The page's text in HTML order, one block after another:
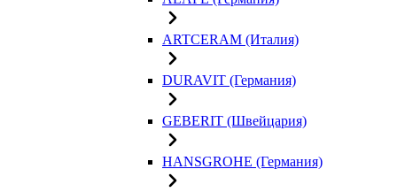
ARTCERAM (Италия)
DURAVIT (Германия)
GEBERIT (Швейцария)
HANSGROHE (Германия)